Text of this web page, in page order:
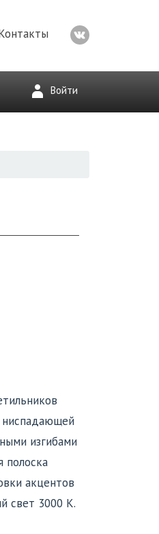
Войти
ниспадающей
изгибами
полоска
акцентов
свет 3000 K.